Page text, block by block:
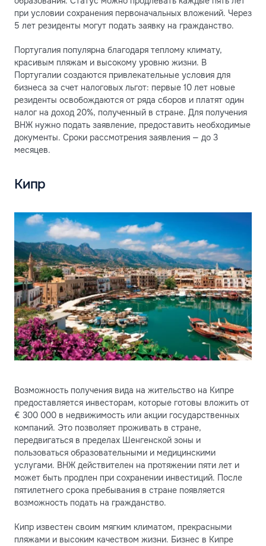
при условии сохранения первоначальных вложений. Через
5 лет резиденты могут подать заявку на гражданство.
Португалия популярна благодаря теплому климату,
красивым пляжам и высокому уровню жизни. В
Португалии создаются привлекательные условия для
бизнеса за счет налоговых льгот: первые 10 лет новые
резиденты освобождаются от ряда сборов и платят один
налог на доход 20%, полученный в стране. Для получения
ВНЖ нужно подать заявление, предоставить необходимые
документы. Сроки рассмотрения заявления — до 3
месяцев.
Кипр
Возможность получения вида на жительство на Кипре
предоставляется инвесторам, которые готовы вложить от
€ 300 000 в недвижимость или акции государственных
компаний. Это позволяет проживать в стране,
передвигаться в пределах Шенгенской зоны и
пользоваться образовательными и медицинскими
услугами. ВНЖ действителен на протяжении пяти лет и
может быть продлен при сохранении инвестиций. После
пятилетнего срока пребывания в стране появляется
возможность подать на гражданство.
Кипр известен своим мягким климатом, прекрасными
пляжами и высоким качеством жизни. Бизнес в Кипре